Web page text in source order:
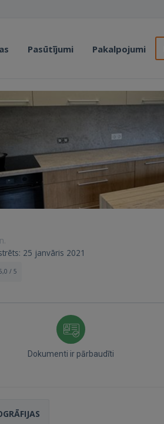
Pasūtījumi Pakalpojumi
25 janvāris 2021
/ 5
Dokumenti ir pārbaudīti